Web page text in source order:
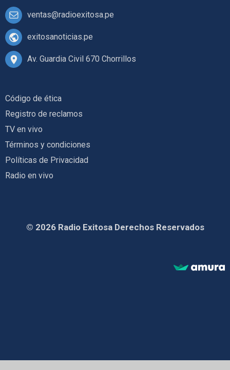
ventas@radioexitosa.pe
exitosanoticias.pe
Av. Guardia Civil 670 Chorrillos
Código de ética
Registro de reclamos
TV en vivo
Términos y condiciones
Políticas de Privacidad
Radio en vivo
© 2026 Radio Exitosa Derechos Reservados